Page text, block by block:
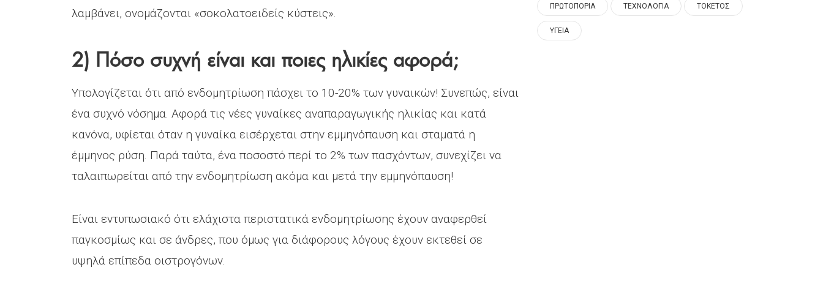
λαμβάνει, ονομάζονται «σοκολατοειδείς κύστεις».
2) Πόσο συχνή είναι και ποιες ηλικίες αφορά;
Υπολογίζεται ότι από ενδομητρίωση πάσχει το 10-20% των γυναικών! Συνεπώς, είναι
ένα συχνό νόσημα. Αφορά τις νέες γυναίκες αναπαραγωγικής ηλικίας και κατά
κανόνα, υφίεται όταν η γυναίκα εισέρχεται στην εμμηνόπαυση και σταματά η
έμμηνος ρύση. Παρά ταύτα, ένα ποσοστό περί το 2% των πασχόντων, συνεχίζει να
ταλαιπωρείται από την ενδομητρίωση ακόμα και μετά την εμμηνόπαυση!
Είναι εντυπωσιακό ότι ελάχιστα περιστατικά ενδομητρίωσης έχουν αναφερθεί
παγκοσμίως και σε άνδρες, που όμως για διάφορους λόγους έχουν εκτεθεί σε
υψηλά επίπεδα οιστρογόνων.
ΠΡΩΤΟΠΟΡΙΑ ΤΕΧΝΟΛΟΓΙΑ ΤΟΚΕΤΟΣ
ΥΓΕΙΑ